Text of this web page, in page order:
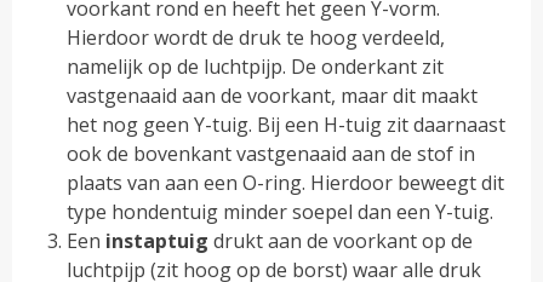
voorkant rond en heeft het geen Y-vorm.
Hierdoor wordt de druk te hoog verdeeld,
namelijk op de luchtpijp. De onderkant zit
vastgenaaid aan de voorkant, maar dit maakt
het nog geen Y-tuig. Bij een H-tuig zit daarnaast
ook de bovenkant vastgenaaid aan de stof in
plaats van aan een O-ring. Hierdoor beweegt dit
type hondentuig minder soepel dan een Y-tuig.
Een instaptuig drukt aan de voorkant op de
luchtpijp (zit hoog op de borst) waar alle druk